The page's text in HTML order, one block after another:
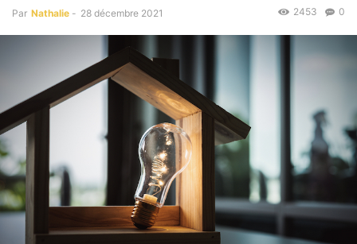
Par Nathalie - 28 décembre 2021 0
2453